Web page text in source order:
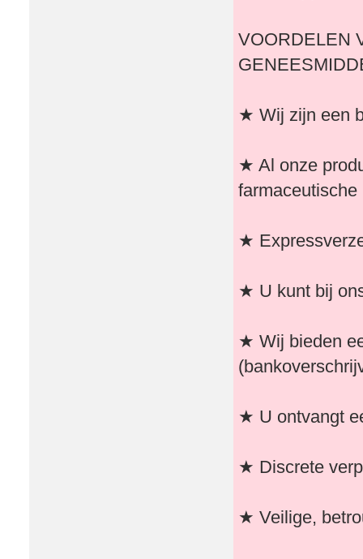
VOORDELEN
★ Wij zijn een
★ Al onze
★
★ U kunt bij
★ Wij bieden
★ U ontvangt
★ Discrete
★ Veilige,